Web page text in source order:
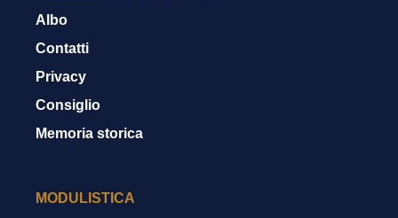
Albo
Contatti
Privacy
Consiglio
Memoria storica
MODULISTICA